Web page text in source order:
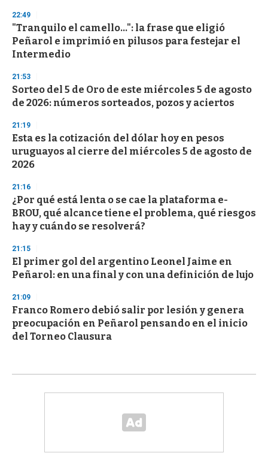
d
s
22:49
"Tranquilo el camello...": la frase que eligió
Peñarol e imprimió en pilusos para festejar el
Intermedio
21:53
Sorteo del 5 de Oro de este miércoles 5 de agosto
de 2026: números sorteados, pozos y aciertos
21:19
Esta es la cotización del dólar hoy en pesos
uruguayos al cierre del miércoles 5 de agosto de
2026
21:16
¿Por qué está lenta o se cae la plataforma e-
BROU, qué alcance tiene el problema, qué riesgos
hay y cuándo se resolverá?
21:15
El primer gol del argentino Leonel Jaime en
Peñarol: en una final y con una definición de lujo
21:09
Franco Romero debió salir por lesión y genera
preocupación en Peñarol pensando en el inicio
del Torneo Clausura